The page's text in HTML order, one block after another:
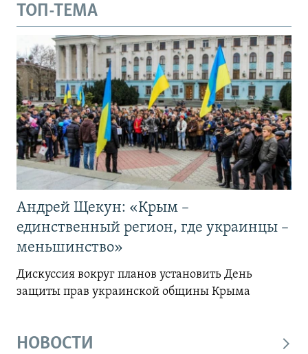
ТОП-ТЕМА
Андрей Щекун: «Крым –
единственный регион, где украинцы –
меньшинство»
Дискуссия вокруг планов установить День
защиты прав украинской общины Крыма
НОВОСТИ